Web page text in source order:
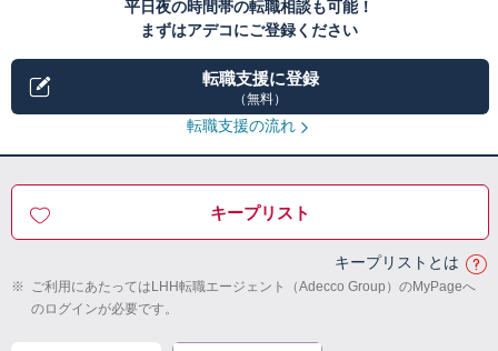
平日夜の時間帯の転職相談も可能！
まずはアデコにご登録ください
転職支援に登録
（無料）
転職支援の流れ
キープリスト
キープリストとは
※ ご利用にあたってはLHH転職エージェント（Adecco Group）のMyPageへ
のログインが必要です。